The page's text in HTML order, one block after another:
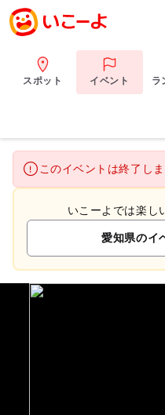
スポット イベント ラ
このイベントは終了しま
いこーよでは楽し
愛知県のイ